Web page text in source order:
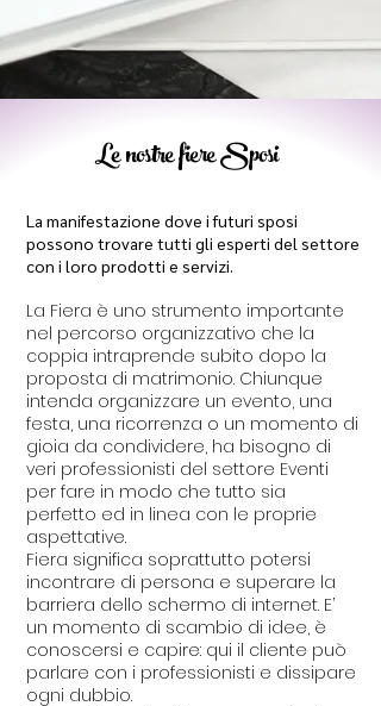
Le nostre fiere Sposi
La manifestazione dove i futuri sposi
possono trovare tutti gli esperti del settore
con i loro prodotti e servizi.
La Fiera è uno strumento importante
nel percorso organizzativo che la
coppia intraprende subito dopo la
proposta di matrimonio. Chiunque
intenda organizzare un evento, una
festa, una ricorrenza o un momento di
gioia da condividere, ha bisogno di
veri professionisti del settore Eventi
per fare in modo che tutto sia
perfetto ed in linea con le proprie
aspettative.
Fiera significa soprattutto potersi
incontrare di persona e superare la
barriera dello schermo di internet. E’
un momento di scambio di idee, è
conoscersi e capire: qui il cliente può
parlare con i professionisti e dissipare
ogni dubbio.